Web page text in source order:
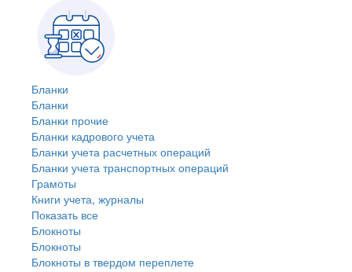
Бланки
Бланки
Бланки прочие
Бланки кадрового учета
Бланки учета расчетных операций
Бланки учета транспортных операций
Грамоты
Книги учета, журналы
Показать все
Блокноты
Блокноты
Блокноты в твердом переплете